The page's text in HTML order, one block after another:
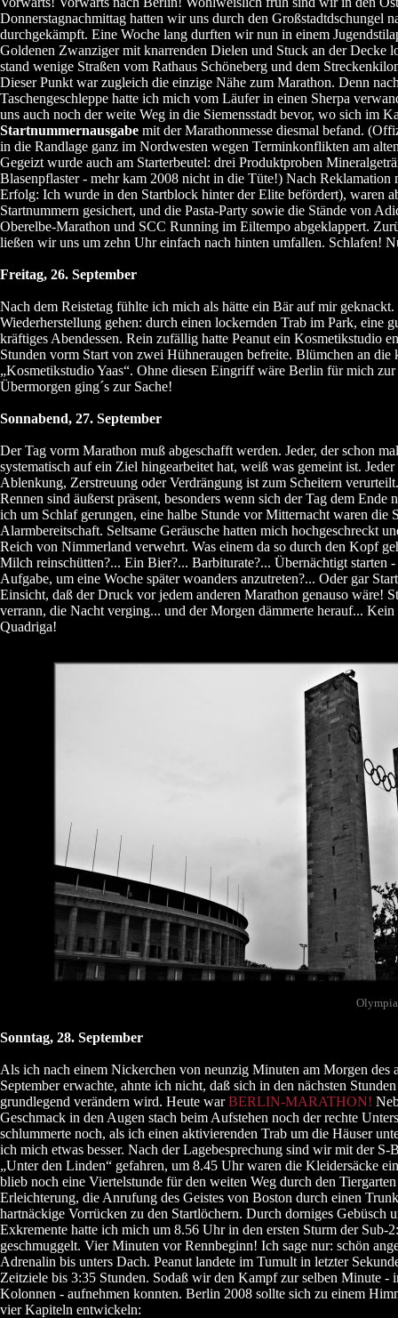
Donnerstagnachmittag hatten wir uns durch den Großstadtdschungel
durchgekämpft. Eine Woche lang durften wir nun in einem
Goldenen Zwanziger mit knarrenden Dielen und Stuck an der Decke
stand wenige Straßen vom Rathaus Schöneberg und dem
Dieser Punkt war zugleich die einzige Nähe zum Marathon. Denn
Taschengeschleppe hatte ich mich vom Läufer in einen Sherpa
uns auch noch der weite Weg in die Siemensstadt bevor, wo sich im
Startnummernausgabe mit der Marathonmesse diesmal befand.
in die Randlage ganz im Nordwesten wegen Terminkonflikten am
Gegeizt wurde auch am Starterbeutel: drei Produktproben
Blasenpflaster - mehr kam 2008 nicht in die Tüte!) Nach Reklamation
Erfolg: Ich wurde in den Startblock hinter der Elite befördert), waren
Startnummern gesichert, und die Pasta-Party sowie die Stände von
Oberelbe-Marathon und SCC Running im Eiltempo abgeklappert.
ließen wir uns um zehn Uhr einfach nach hinten umfallen. Schlafen!
Freitag, 26. September
Nach dem Reistetag fühlte ich mich als hätte ein Bär auf mir
Wiederherstellung gehen: durch einen lockernden Trab im Park, eine
kräftiges Abendessen. Rein zufällig hatte Peanut ein Kosmetikstudio
Stunden vorm Start von zwei Hühneraugen befreite. Blümchen an die
„Kosmetikstudio Yaas“. Ohne diesen Eingriff wäre Berlin für mich
Übermorgen ging´s zur Sache!
Sonnabend, 27. September
Der Tag vorm Marathon muß abgeschafft werden. Jeder, der schon
systematisch auf ein Ziel hingearbeitet hat, weiß was gemeint ist. Jeder
Ablenkung, Zerstreuung oder Verdrängung ist zum Scheitern
Rennen sind äußerst präsent, besonders wenn sich der Tag dem Ende
ich um Schlaf gerungen, eine halbe Stunde vor Mitternacht waren die
Alarmbereitschaft. Seltsame Geräusche hatten mich hochgeschreckt
Reich von Nimmerland verwehrt. Was einem da so durch den Kopf
Milch reinschütten?... Ein Bier?... Barbiturate?... Übernächtigt starten
Aufgabe, um eine Woche später woanders anzutreten?... Oder gar
Einsicht, daß der Druck vor jedem anderen Marathon genauso wäre!
verrann, die Nacht verging... und der Morgen dämmerte herauf...
Quadriga!
Sonntag, 28. September
Als ich nach einem Nickerchen von neunzig Minuten am Morgen des
September erwachte, ahnte ich nicht, daß sich in den nächsten
grundlegend verändern wird. Heute warBERLIN-MARATHON!
Geschmack in den Augen stach beim Aufstehen noch der rechte
schlummerte noch, als ich einen aktivierenden Trab um die Häuser
ich mich etwas besser. Nach der Lagebesprechung sind wir mit der S-
„Unter den Linden“ gefahren, um 8.45 Uhr waren die Kleidersäcke
blieb noch eine Viertelstunde für den weiten Weg durch den
Erleichterung, die Anrufung des Geistes von Boston durch einen
hartnäckige Vorrücken zu den Startlöchern. Durch dorniges Gebüsch
Exkremente hatte ich mich um 8.56 Uhr in den ersten Sturm der Sub-
geschmuggelt. Vier Minuten vor Rennbeginn! Ich sage nur: schön
Adrenalin bis unters Dach. Peanut landete im Tumult in letzter
Zeitziele bis 3:35 Stunden. Sodaß wir den Kampf zur selben Minute -
Kolonnen - aufnehmen konnten. Berlin 2008 sollte sich zu einem
vier Kapiteln entwickeln: